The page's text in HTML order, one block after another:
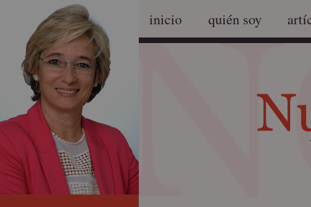
inicio quién soy